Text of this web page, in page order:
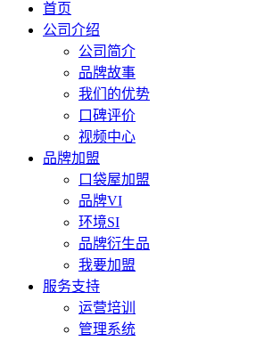
首页
公司介绍
公司简介
品牌故事
我们的优势
口碑评价
视频中心
品牌加盟
口袋屋加盟
品牌VI
环境SI
品牌衍生品
我要加盟
服务支持
运营培训
管理系统